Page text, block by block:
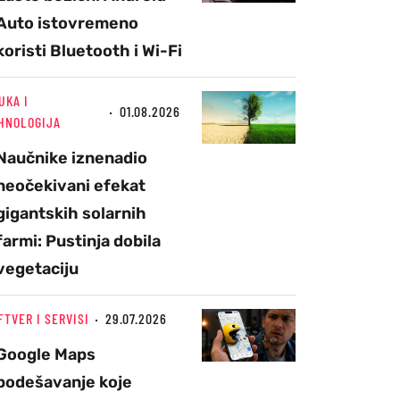
istovremeno
Bluetooth i Wi-Fi
I
01.08.2026
iznenadio
efekat
solarnih
Pustinja dobila
I SERVISI 29.07.2026
Maps
koje